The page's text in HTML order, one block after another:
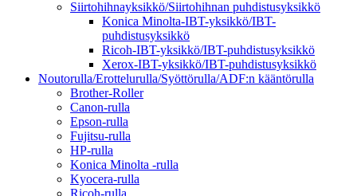
Siirtohihnayksikkö/Siirtohihnan puhdistusyksikkö
Konica Minolta-IBT-yksikkö/IBT-
puhdistusyksikkö
Ricoh-IBT-yksikkö/IBT-puhdistusyksikkö
Xerox-IBT-yksikkö/IBT-puhdistusyksikkö
Noutorulla/Erottelurulla/Syöttörulla/ADF:n kääntörulla
Brother-Roller
Canon-rulla
Epson-rulla
Fujitsu-rulla
HP-rulla
Konica Minolta -rulla
Kyocera-rulla
Ricoh-rulla